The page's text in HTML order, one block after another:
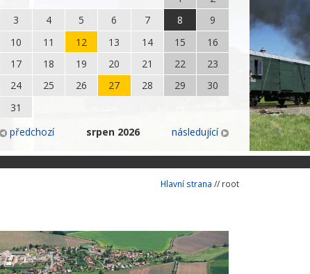
3
4 5 6 7 8
9
10
11 12 13 14 15
16
17
18 19 20 21 22
23
24
25 26 27 28 29
30
31
předchozí
srpen 2026 následující
Hlavní strana // root